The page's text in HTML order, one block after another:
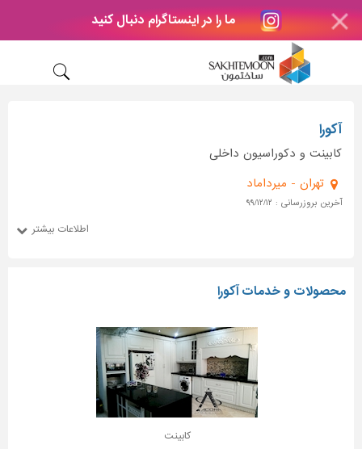
ما را در اینستاگرام دنبال کنید
آکورا
کابینت و دکوراسیون داخلی
تهران - میرداماد
آخرین بروزرسانی : ۹۹/۱۲/۱۲
اطلاعات بیشتر
محصولات و خدمات آکورا
کابینت